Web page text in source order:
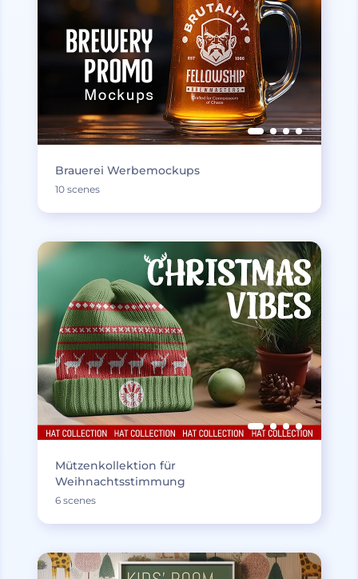
Brauerei Werbemockups
10 scenes
Mützenkollektion für
Weihnachtsstimmung
6 scenes